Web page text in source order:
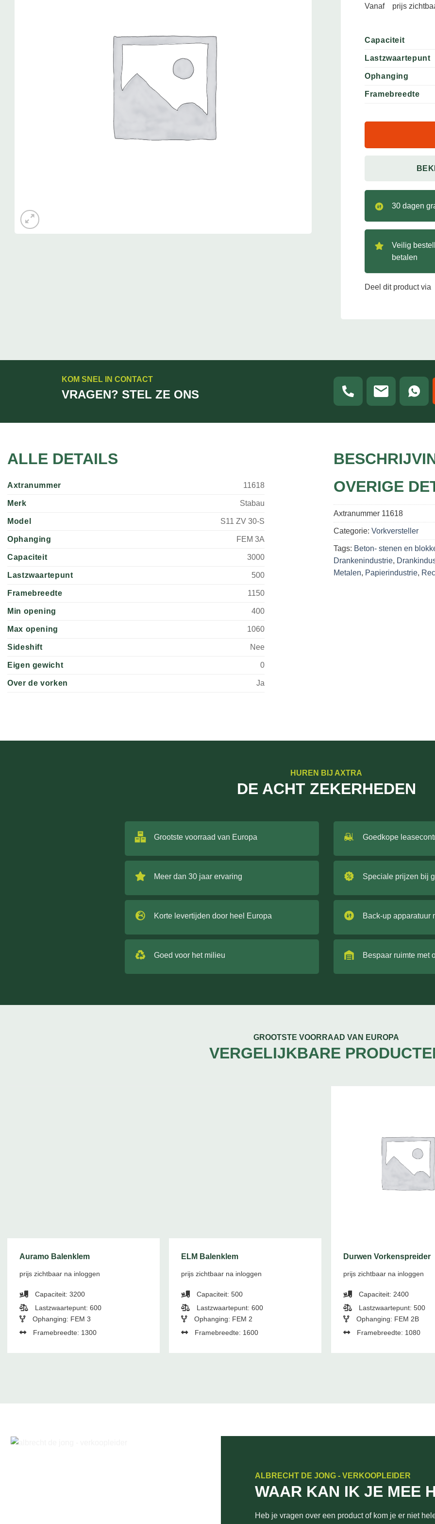
Vanaf prijs
Capaciteit
Lastzwaartepunt
Ophanging
Framebreedte
30 dagen
Veilig
betalen
Deel dit product via
KOM SNEL IN CONTACT
VRAGEN? STEL ZE ONS
ALLE DETAILS
Axtranummer 11618
Merk Stabau
Model S11 ZV 30-S
Ophanging FEM 3A
Capaciteit 3000
Lastzwaartepunt 500
Framebreedte 1150
Min opening 400
Max opening 1060
Sideshift Nee
Eigen gewicht 0
Over de vorken Ja
OVERIGE
Axtranummer 11618
Categorie: Vorkversteller
Tags: Beton- stenen en
Drankenindustrie,
Metalen, Papierindustrie,
HUREN BIJ AXTRA
DE ACHT ZEKERHEDEN
Grootste voorraad van Europa
Meer dan 30 jaar ervaring
Korte levertijden door heel Europa
Goed voor het milieu
Goedkope
Speciale prijzen bij
Back-up apparatuur
Bespaar ruimte met
GROOTSTE VOORRAAD VAN EUROPA
VERGELIJKBARE
Auramo Balenklem
prijs zichtbaar na inloggen
Capaciteit: 3200
Lastzwaartepunt: 600
Ophanging: FEM 3
Framebreedte: 1300
ELM Balenklem
prijs zichtbaar na inloggen
Capaciteit: 500
Lastzwaartepunt: 600
Ophanging: FEM 2
Framebreedte: 1600
Durwen Vorkenspreider
prijs zichtbaar na inloggen
Capaciteit: 2400
Lastzwaartepunt: 500
Ophanging: FEM 2B
Framebreedte: 1080
ALBRECHT DE JONG - VERKOOPLEIDER
WAAR KAN IK JE MEE
Heb je vragen over een product of kom je er niet